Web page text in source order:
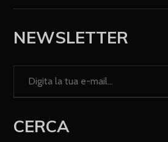
NEWSLETTER
CERCA